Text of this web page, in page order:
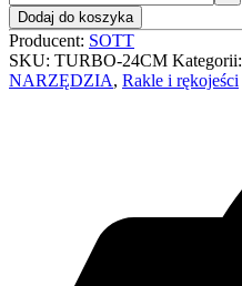
Dodaj do koszyka
Producent: SOTT
SKU: TURBO-24CM Kategorii:
NARZĘDZIA, Rakle i rękojeści